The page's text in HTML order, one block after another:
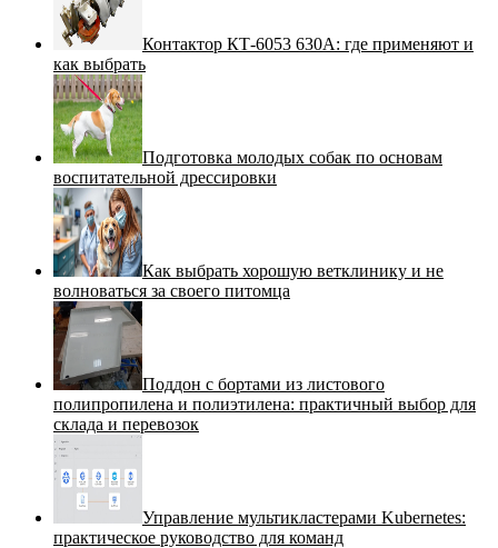
Контактор КТ-6053 630А: где применяют и
как выбрать
Подготовка молодых собак по основам
воспитательной дрессировки
Как выбрать хорошую ветклинику и не
волноваться за своего питомца
Поддон с бортами из листового
полипропилена и полиэтилена: практичный выбор для
склада и перевозок
Управление мультикластерами Kubernetes:
практическое руководство для команд